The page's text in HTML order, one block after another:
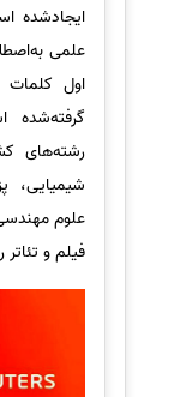
ایجادشده
رشته‌های
شیمیایی،
علوم
فیلم و